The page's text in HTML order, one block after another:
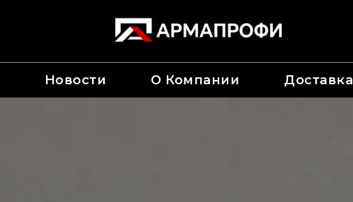
Новости О Компании Доставка